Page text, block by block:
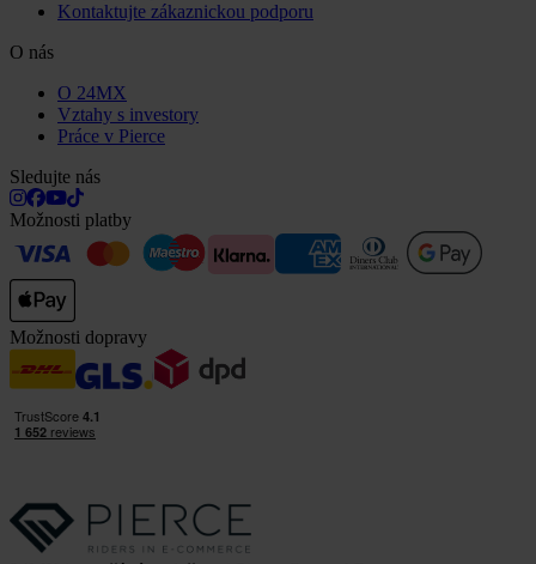
Kontaktujte zákaznickou podporu
O nás
O 24MX
Vztahy s investory
Práce v Pierce
Sledujte nás
Možnosti platby
Možnosti dopravy